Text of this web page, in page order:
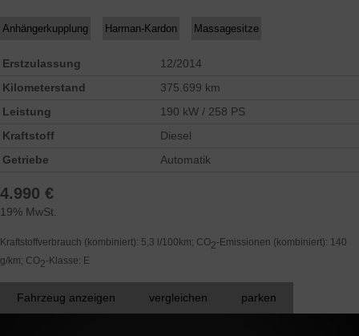
Anhängerkupplung Harman-Kardon Massagesitze
Erstzulassung
12/2014
Kilometerstand
375.699 km
Leistung
190 kW / 258 PS
Kraftstoff
Diesel
Getriebe
Automatik
4.990 €
19% MwSt.
Kraftstoffverbrauch (kombiniert): 5,3 l/100km; CO2-Emissionen (kombiniert): 140
g/km; CO2-Klasse: E
Fahrzeug anzeigen vergleichen parken